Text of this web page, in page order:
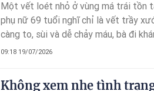
Một vết loét nhỏ ở vùng má trái tồn
phụ nữ 69 tuổi nghĩ chỉ là vết trầy
càng to, sùi và dễ chảy máu, bà đi
09:18 19/07/2026
Không xem nhẹ tình